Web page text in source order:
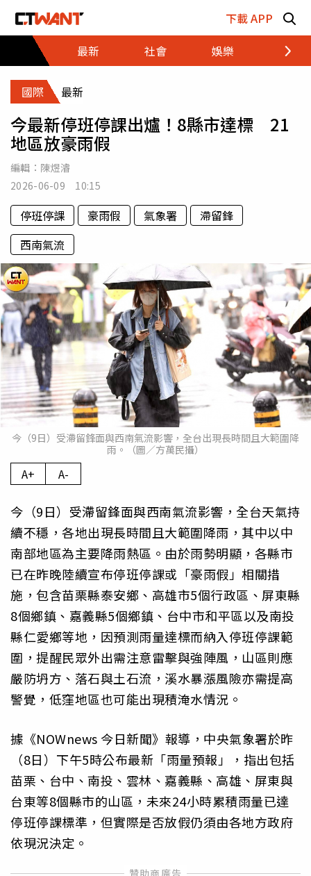
下載 APP
最新
社會 娛樂 財經
國際 最新
今最新停班停課出爐！8縣市達標 21
地區放豪雨假
編輯： 陳煜濬
2026-06-09 10:15
停班停課 豪雨假 氣象署
滯留鋒
西南氣流
今（9日）受滯留鋒面與西南氣流影響，全台出現長時間且大範圍降
雨。（圖／方萬民攝）
A+ A-
今（9日）受滯留鋒面與西南氣流影響，全台天氣持
續不穩，各地出現長時間且大範圍降雨，其中以中
南部地區為主要降雨熱區。由於雨勢明顯，各縣市
已在昨晚陸續宣布停班停課或「豪雨假」相關措
施，包含苗栗縣泰安鄉、高雄市5個行政區、屏東縣
8個鄉鎮、嘉義縣5個鄉鎮、台中市和平區以及南投
縣仁愛鄉等地，因預測雨量達標而納入停班停課範
圍，提醒民眾外出需注意雷擊與強陣風，山區則應
嚴防坍方、落石與土石流，溪水暴漲風險亦需提高
警覺，低窪地區也可能出現積淹水情況。
據《NOWnews 今日新聞》報導，中央氣象署於昨
（8日）下午5時公布最新「雨量預報」，指出包括
苗栗、台中、南投、雲林、嘉義縣、高雄、屏東與
台東等8個縣市的山區，未來24小時累積雨量已達
停班停課標準，但實際是否放假仍須由各地方政府
依現況決定。